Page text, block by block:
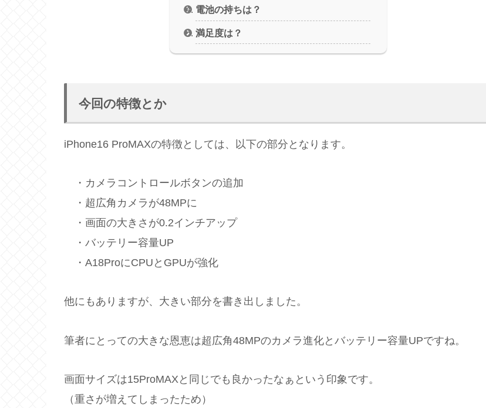
電池の持ちは？
満足度は？
今回の特徴とか
iPhone16 ProMAXの特徴としては、以下の部分となります。
・カメラコントロールボタンの追加
・超広角カメラが48MPに
・画面の大きさが0.2インチアップ
・バッテリー容量UP
・A18ProにCPUとGPUが強化
他にもありますが、大きい部分を書き出しました。
筆者にとっての大きな恩恵は超広角48MPのカメラ進化とバッテリー容量UPですね。
画面サイズは15ProMAXと同じでも良かったなぁという印象です。
（重さが増えてしまったため）